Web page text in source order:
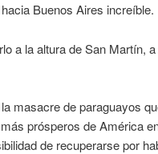
Buenos Aires increíble.
a la altura de San Martín,
masacre de paraguayos
prósperos de América
de recuperarse por